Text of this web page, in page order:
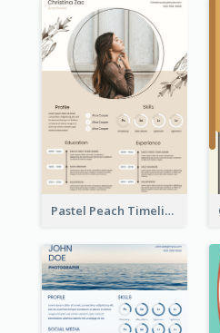
Pastel Peach Timeline Resume